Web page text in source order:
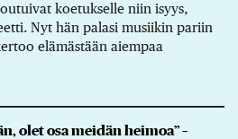
koetukselle niin isyys,
Nyt hän palasi musiikin pariin
elämästään aiempaa
olet osa meidän heimoa” –